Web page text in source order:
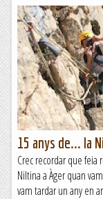
15 anys de... la
Crec recordar que
Niltina a Àger quan
vam tardar un any en